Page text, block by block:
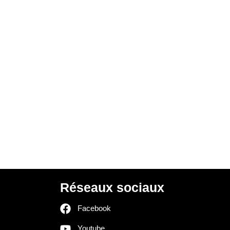
Réseaux sociaux
Facebook